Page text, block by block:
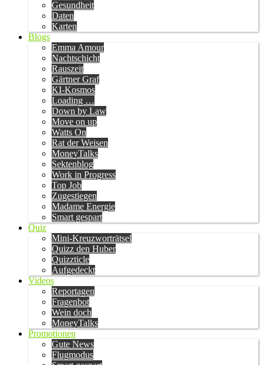
Gesundheit
Daten
Karten
Blogs
Emma Amour
Nachtschicht
Rauszeit
Gärtner Graf
KI-Kosmos
Loading …
Down by Law
Move on up
Watts On
Rat der Weisen
MoneyTalks
Sektenblog
Work in Progress
Top Job
Zugestiegen
Madame Energie
Smart gespart
Quiz
Mini-Kreuzworträtsel
Quizz den Huber
Quizzticle
Aufgedeckt
Videos
Reportagen
Fragenbot
Wein doch
MoneyTalks
Promotionen
Gute News
Flugmodus